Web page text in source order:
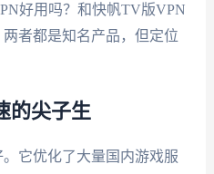
好用吗？和快帆TV版VPN
者都是知名产品，但定位
的尖子生
它优化了大量国内游戏服